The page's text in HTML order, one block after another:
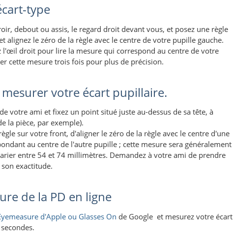
type
debout ou assis, le regard droit devant vous, et posez une règle
le zéro de la règle avec le centre de votre pupille gauche.
l'œil droit pour lire la mesure qui correspond au centre de votre
cette mesure trois fois pour plus de précision.
votre écart pupillaire.
votre ami et fixez un point situé juste au-dessus de sa tête, à
la pièce, par exemple).
sur votre front, d'aligner le zéro de la règle avec le centre d'une
au centre de l'autre pupille ; cette mesure sera généralement
entre 54 et 74 millimètres. Demandez à votre ami de prendre
exactitude.
de la PD en ligne
d'Apple ou Glasses On de Google et mesurez votre écart